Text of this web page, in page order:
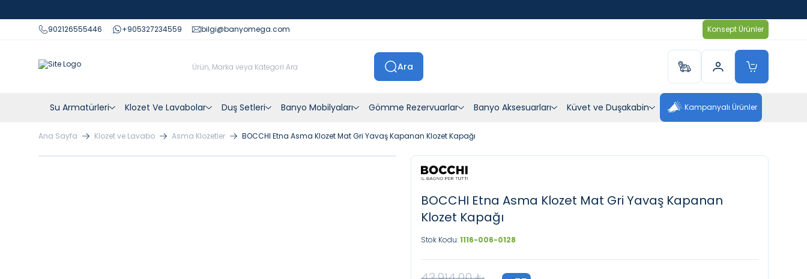
902126555446
+905327234559 bilgi@banyomega.com Konsept Ürünler
Ara
Su Armatürleri Klozet Ve Lavabolar Duş Setleri Banyo Mobilyaları Gömme Rezervuarlar Banyo Aksesuarları Küvet ve Duşakabin Kampanyalı Ürünler
Ana Sayfa Klozet ve Lavabo Asma Klozetler BOCCHI Etna Asma Klozet Mat Gri Yavaş Kapanan Klozet Kapağı
BOCCHI Etna Asma Klozet Mat Gri Yavaş Kapanan
Klozet Kapağı
Stok Kodu:1116-006-0128